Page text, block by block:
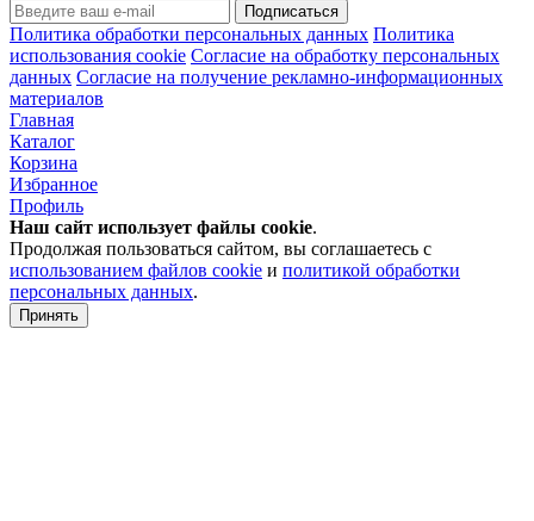
Подписаться
Политика обработки персональных данных Политика
использования cookie Согласие на обработку персональных
данных Согласие на получение рекламно-информационных
материалов
Главная
Каталог
Корзина
Избранное
Профиль
Наш сайт использует файлы cookie.
Продолжая пользоваться сайтом, вы соглашаетесь с
использованием файлов cookie и политикой обработки
персональных данных.
Принять